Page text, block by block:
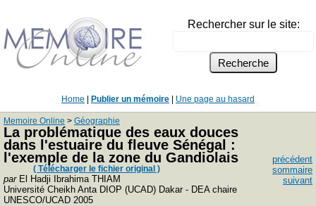
Rechercher sur le site:
Home Publier un mémoire Une page au hasard
Memoire Online > Géographie
La problématique des eaux douces
dans l'estuaire du fleuve Sénégal :
l'exemple de la zone du Gandiolais
( Télécharger le fichier original )
parEl Hadji Ibrahima THIAM
Université Cheikh Anta DIOP (UCAD) Dakar - DEA chaire
UNESCO/UCAD 2005
précédent
sommaire
suivant